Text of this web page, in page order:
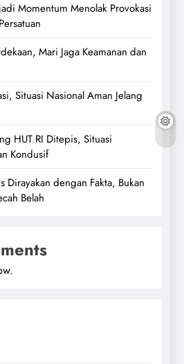
Momentum Menolak Provokasi
Mari Jaga Keamanan dan
Situasi Nasional Aman Jelang
HUT RI Ditepis, Situasi
Kondusif
Dirayakan dengan Fakta, Bukan
Belah